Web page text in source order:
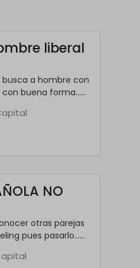
liberal
a hombre con
buena forma......
NO
otras parejas
pues pasarlo......